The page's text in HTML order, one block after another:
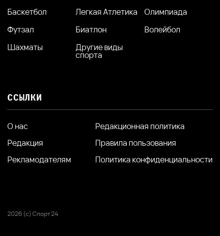
Баскетбол
Легкая Атлетика
Олимпиада
Футзал
Биатлон
Волейбол
Шахматы
Другие виды
спорта
ССЫЛКИ
О нас
Редакция
Рекламодателям
Редакционная политика
Правила пользования
Политика конфиденциальности
2026 (с) Спорт 24